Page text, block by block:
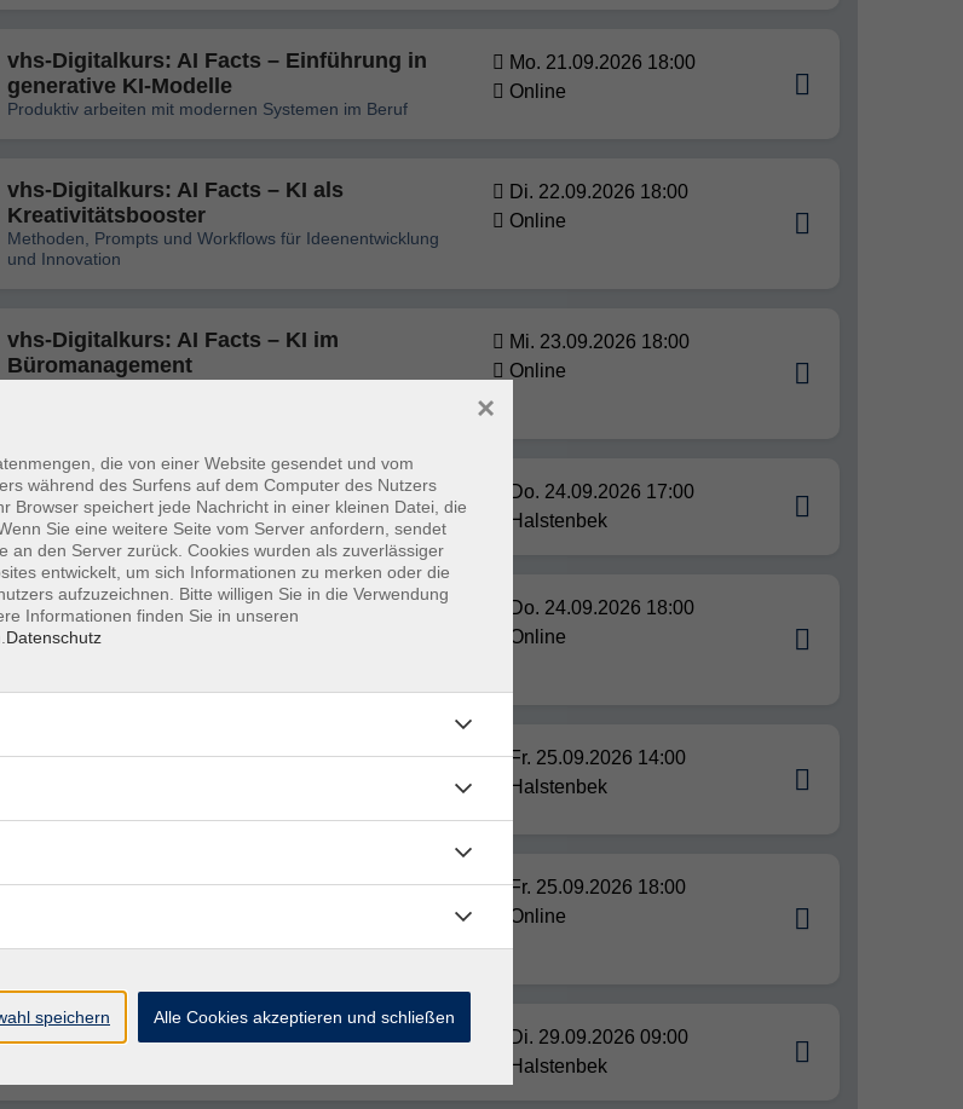
vhs-Digitalkurs: AI Facts – Einführung in
generative KI-Modelle
Produktiv arbeiten mit modernen Systemen im Beruf
Mo. 21.09.2026 18:00
Online
vhs-Digitalkurs: AI Facts – KI als
Kreativitätsbooster
Methoden, Prompts und Workflows für Ideenentwicklung
und Innovation
Di. 22.09.2026 18:00
Online
vhs-Digitalkurs: AI Facts – KI im
Büromanagement
Mi. 23.09.2026 18:00
Online
Einführung in die Künstliche Intelligenz (KI)
Für Anfänger*innen
Do. 24.09.2026 17:00
Halstenbek
vhs-Digitalkurs: AI Facts – KI in der
Textverarbeitung
Do. 24.09.2026 18:00
Online
pädagogischer Mitarbeiter*innen
Fr. 25.09.2026 14:00
Halstenbek
vhs-Digitalkurs: AI Facts – KI und
Entscheidungsunterstützung mit modernen Tools
Fr. 25.09.2026 18:00
Online
Verhaltensoriginelle Kinder
Di. 29.09.2026 09:00
Halstenbek
die von einer Website gesendet und vom
während des Surfens auf dem Computer des Nutzers
Browser speichert jede Nachricht in einer kleinen Datei, die
Sie eine weitere Seite vom Server anfordern, sendet
an den Server zurück. Cookies wurden als zuverlässiger
entwickelt, um sich Informationen zu merken oder die
aufzuzeichnen. Bitte willigen Sie in die Verwendung
Informationen finden Sie in unseren
Datenschutz
×
speichern Alle Cookies akzeptieren und schließen